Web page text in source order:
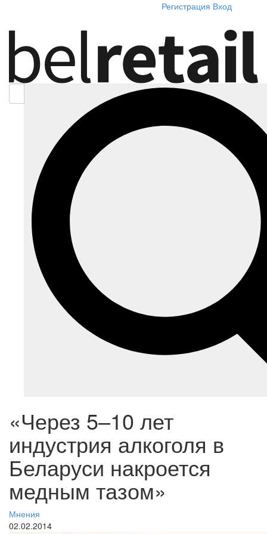
Регистрация Вход
«Через 5–10 лет
индустрия алкоголя в
Беларуси накроется
медным тазом»
Мнения
02.02.2014